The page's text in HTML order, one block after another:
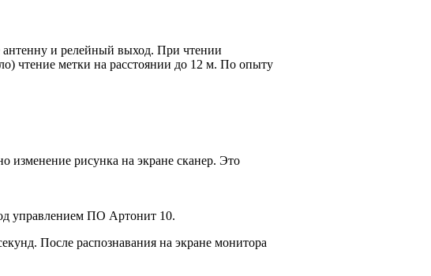
антенну и релейный выход. При чтении
чтение метки на расстоянии до 12 м. По опыту
изменение рисунка на экране сканер. Это
управлением ПО Артонит 10.
После распознавания на экране монитора